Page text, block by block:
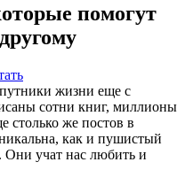
помогут
жизни еще с
сотни книг, миллионы
столько же постов в
как и пушистый
Они учат нас любить и